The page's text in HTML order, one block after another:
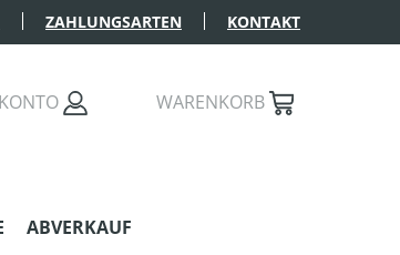
ZAHLUNGSARTEN KONTAKT
WARENKORB
ABVERKAUF